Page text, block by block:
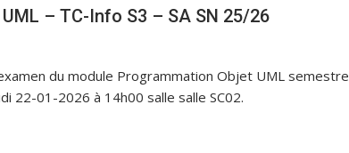
– TC-Info S3 – SA SN 25/26
du module Programmation Objet UML semestre
22-01-2026 à 14h00 salle salle SC02.